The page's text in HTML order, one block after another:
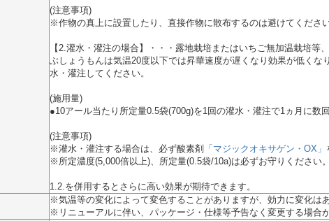
(注意事項)
※作物の真上に設置したり、直接作物に散布するのは避けてくださ
【2.灌水・灌注の場合】・・・露地栽培またはいちご無加温栽培等
ぶしょうもんは気温20度以下では昇華速度が遅くなり効果が低く
水・灌注してください。
(施用量)
●10アール当たり所定量0.5袋(700g)を1回の灌水・灌注で1ヵ月に数
(注意事項)
※灌水・灌注する場合は、必ず酸素剤
「マジックオキサゲン・OX」
※所定濃度(5,000倍以上)、所定量(0.5袋/10a)は必ずお守りください
1.2.を併用するとさらに高い効果が期待できます。
※気温等の変化によって変色することがありますが、効力に変化はあ
※リニューアルに伴い、パッケージ・仕様等予告なく変更する場合